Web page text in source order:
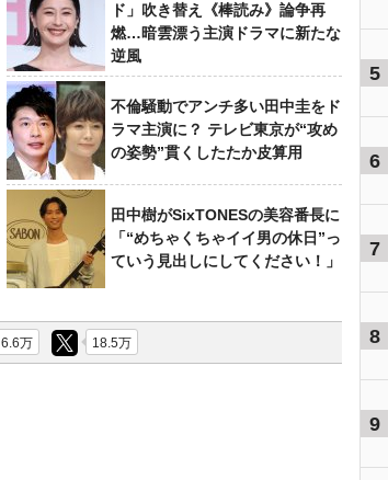
ド」吹き替え《棒読み》論争再
燃…暗雲漂う主演ドラマに新たな
逆風
不倫騒動でアンチ多い田中圭をド
ラマ主演に？ テレビ東京が“攻め
の姿勢”貫くしたたか皮算用
田中樹がSixTONESの美容番長に
「“めちゃくちゃイイ男の休日”っ
ていう見出しにしてください！」
6.6万 18.5万
5
6
7
8
9